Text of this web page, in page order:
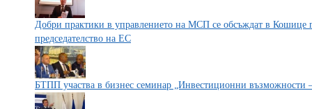
Добри практики в управлението на МСП се обсъждат в Кошице
председателство на ЕС
БТПП участва в бизнес семинар „Инвестиционни възможности